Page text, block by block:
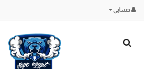
حسابي